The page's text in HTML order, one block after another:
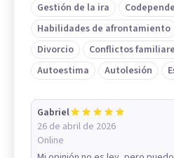
Gestión de la ira
Habilidades de afrontamiento
Divorcio
Conflictos
Autoestima
Autolesión
Gabriel
26 de abril de 2026
Online